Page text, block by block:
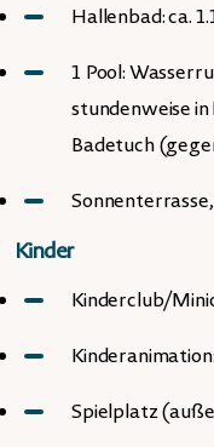
Hallenbad: ca.
1 Pool:
stundenweise
Badetuch
Kinder
Kinderclub/
Spielplatz